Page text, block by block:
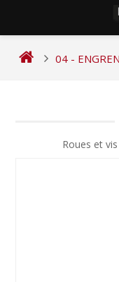
04 -
Roues et